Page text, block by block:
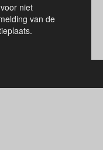
niet
van de